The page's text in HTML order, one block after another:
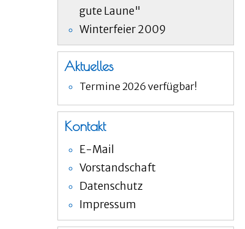
gute Laune"
Winterfeier 2009
Aktuelles
Termine 2026 verfügbar!
Kontakt
E-Mail
Vorstandschaft
Datenschutz
Impressum